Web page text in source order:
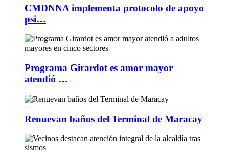
CMDNNA implementa protocolo de apoyo
psi…
Programa Girardot es amor mayor
atendió …
Renuevan baños del Terminal de Maracay